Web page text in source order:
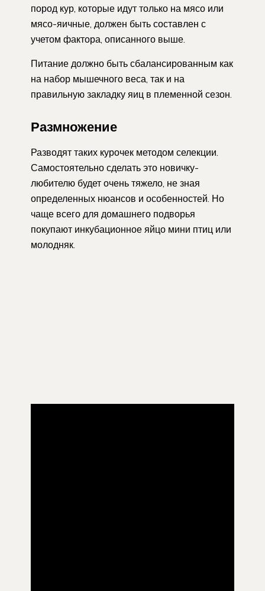
пород кур, которые идут только на мясо или
мясо-яичные, должен быть составлен с
учетом фактора, описанного выше.
Питание должно быть сбалансированным как
на набор мышечного веса, так и на
правильную закладку яиц в племенной сезон.
Размножение
Разводят таких курочек методом селекции.
Самостоятельно сделать это новичку-
любителю будет очень тяжело, не зная
определенных нюансов и особенностей. Но
чаще всего для домашнего подворья
покупают инкубационное яйцо мини птиц или
молодняк.